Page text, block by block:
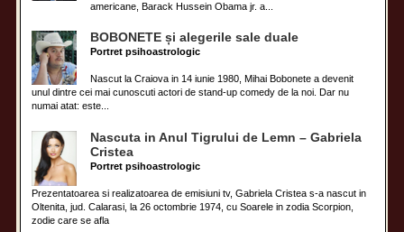
americane, Barack Hussein Obama jr. a...
BOBONETE și alegerile sale duale
Portret psihoastrologic
Nascut la Craiova in 14 iunie 1980, Mihai Bobonete a devenit
unul dintre cei mai cunoscuti actori de stand-up comedy de la noi. Dar nu
numai atat: este...
Nascuta in Anul Tigrului de Lemn – Gabriela
Cristea
Portret psihoastrologic
Prezentatoarea si realizatoarea de emisiuni tv, Gabriela Cristea s-a nascut in
Oltenita, jud. Calarasi, la 26 octombrie 1974, cu Soarele in zodia Scorpion,
zodie care se afla